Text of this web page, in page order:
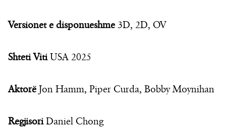
Versionet e disponueshme 3D, 2D, OV
Shteti VitiUSA 2025
Aktorë Jon Hamm, Piper Curda, Bobby Moynihan
RegjisoriDaniel Chong